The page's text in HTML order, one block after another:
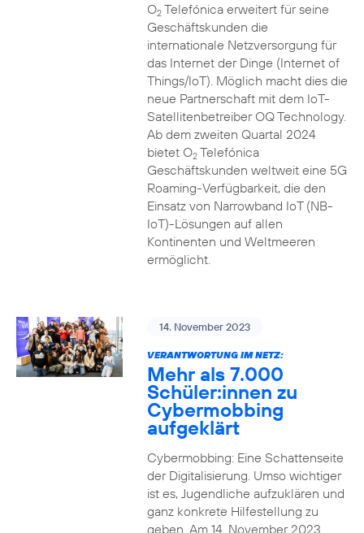
O2Telefónica erweitert für seine
Geschäftskunden die
internationale Netzversorgung für
das Internet der Dinge (Internet of
Things/IoT). Möglich macht dies die
neue Partnerschaft mit dem IoT-
Satellitenbetreiber OQ Technology.
Ab dem zweiten Quartal 2024
bietet O2Telefónica
Geschäftskunden weltweit eine 5G
Roaming-Verfügbarkeit, die den
Einsatz von Narrowband IoT (NB-
IoT)-Lösungen auf allen
Kontinenten und Weltmeeren
ermöglicht.
14. November 2023
VERANTWORTUNG IM NETZ:
Mehr als 7.000
Schüler:innen zu
Cybermobbing
aufgeklärt
Cybermobbing: Eine Schattenseite
der Digitalisierung. Umso wichtiger
ist es, Jugendliche aufzuklären und
ganz konkrete Hilfestellung zu
geben. Am 14. November 2023